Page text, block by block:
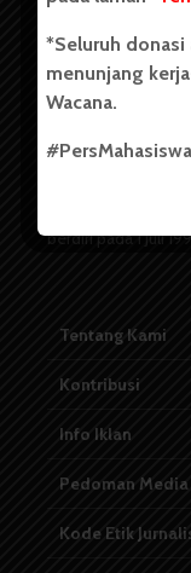
Badan Otonom
secara mandiri
(USU).
berdiri pada 1 Juli
Tentang Kami
Kontribusi
Info Iklan
Pedoman
Kode Etik
*Seluruh donasi
menunjang
Wacana.